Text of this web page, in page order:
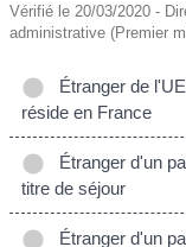
Vérifié le 20/03/2020 -
administrative (Premier
Étranger de
réside en France
Étranger d'un
titre de séjour
Étranger d'un